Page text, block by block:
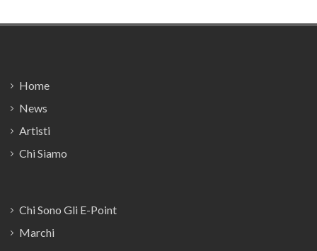
Home
News
Artisti
Chi Siamo
Chi Sono Gli E-Point
Marchi